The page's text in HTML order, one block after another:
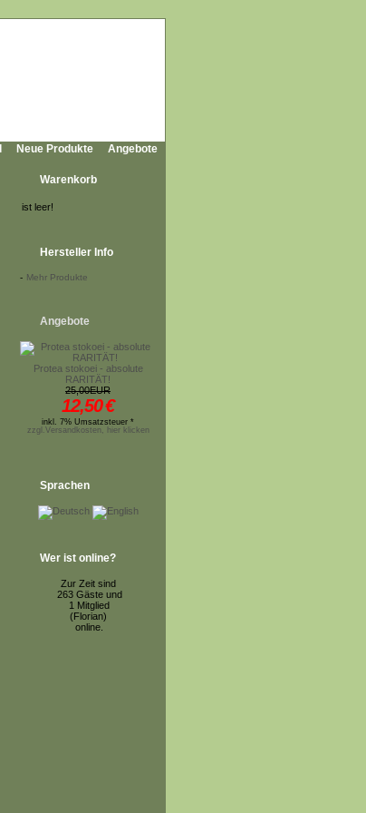
Neue Produkte Angebote
Warenkorb
ist leer!
Hersteller Info
- Mehr Produkte
Angebote
Protea stokoei - absolute
RARITÄT!
25,00EUR
12,50€
inkl. 7% Umsatzsteuer *
zzgl.Versandkosten, hier klicken
Sprachen
Wer ist online?
Zur Zeit sind
263 Gäste und
1 Mitglied
(Florian)
online.